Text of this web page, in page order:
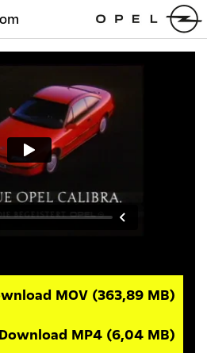
MOV (363,89 MB)
Download MP4 (6,04 MB)